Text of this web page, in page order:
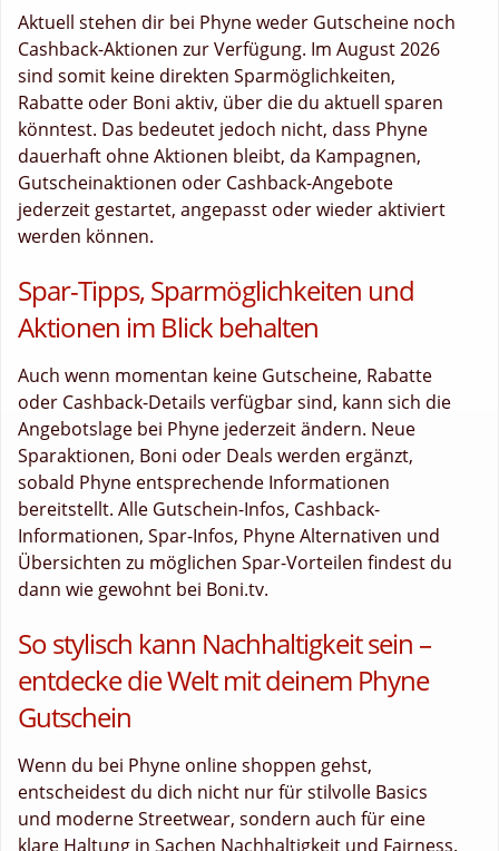
Aktuell stehen dir bei Phyne weder Gutscheine noch
Cashback-Aktionen zur Verfügung. Im August 2026
sind somit keine direkten Sparmöglichkeiten,
Rabatte oder Boni aktiv, über die du aktuell sparen
könntest. Das bedeutet jedoch nicht, dass Phyne
dauerhaft ohne Aktionen bleibt, da Kampagnen,
Gutscheinaktionen oder Cashback-Angebote
jederzeit gestartet, angepasst oder wieder aktiviert
werden können.
Spar-Tipps, Sparmöglichkeiten und
Aktionen im Blick behalten
Auch wenn momentan keine Gutscheine, Rabatte
oder Cashback-Details verfügbar sind, kann sich die
Angebotslage bei Phyne jederzeit ändern. Neue
Sparaktionen, Boni oder Deals werden ergänzt,
sobald Phyne entsprechende Informationen
bereitstellt. Alle Gutschein-Infos, Cashback-
Informationen, Spar-Infos, Phyne Alternativen und
Übersichten zu möglichen Spar-Vorteilen findest du
dann wie gewohnt bei Boni.tv.
So stylisch kann Nachhaltigkeit sein –
entdecke die Welt mit deinem Phyne
Gutschein
Wenn du bei Phyne online shoppen gehst,
entscheidest du dich nicht nur für stilvolle Basics
und moderne Streetwear, sondern auch für eine
klare Haltung in Sachen Nachhaltigkeit und Fairness.